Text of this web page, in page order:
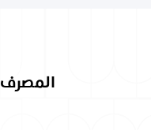
المصرف